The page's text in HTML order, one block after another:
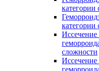
категории
категории
сложности